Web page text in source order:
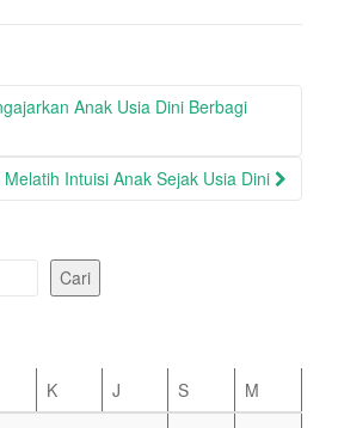
Anak Usia Dini Berbagi
Intuisi Anak Sejak Usia Dini
Cari
K J S
M